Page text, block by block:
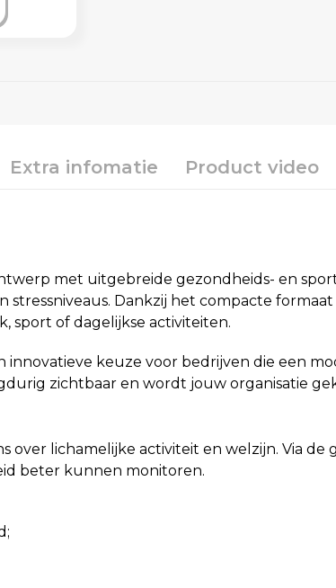
Extra infomatie Product video
met uitgebreide gezondheids- en
stressniveaus. Dankzij het compacte
sport of dagelijkse activiteiten.
keuze voor bedrijven die een
zichtbaar en wordt jouw organisatie
over lichamelijke activiteit en welzijn. Via
beter kunnen monitoren.